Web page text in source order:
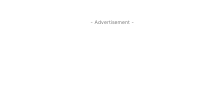
- Advertisement -